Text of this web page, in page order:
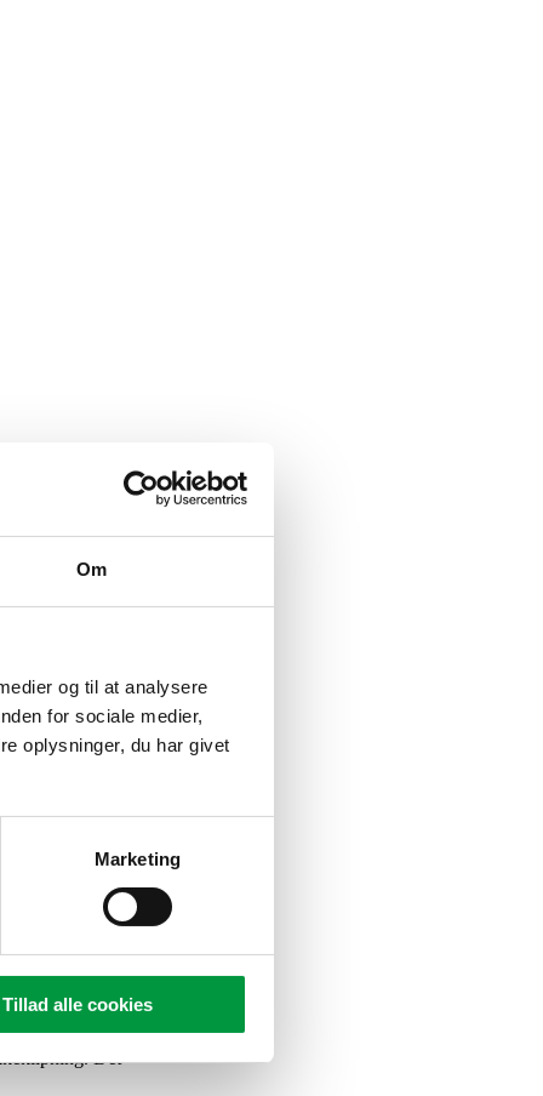
Om
og til at analysere
for sociale medier,
oplysninger, du har givet
Marketing
Tillad alle cookies
Det